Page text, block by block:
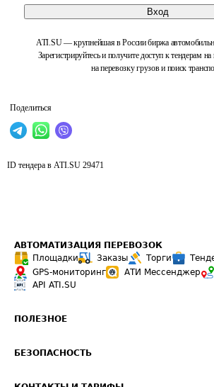
Вход
ATI.SU — крупнейшая в России биржа
Зарегистрируйтесь и получите доступ к тендерам
на перевозку грузов и поиск
Поделиться
ID тендера в ATI.SU 29471
АВТОМАТИЗАЦИЯ ПЕРЕВОЗОК
Площадки
Заказы Торги
GPS-мониторинг
АТИ Мессенджер
API ATI.SU
ПОЛЕЗНОЕ
Звезды ATI.SU на вашем сайте
БЕЗОПАСНОСТЬ